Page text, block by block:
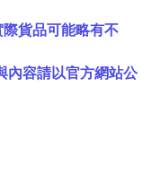
貨品可能略有不
內容請以官方網站公